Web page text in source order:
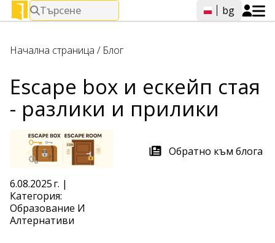
Търсене bg
Начална страница / Блог
Escape box и ескейп стая
- разлики и прилики
6.08.2025 г. |
Категория:
Образование И
Алтернативи
Обратно към блога